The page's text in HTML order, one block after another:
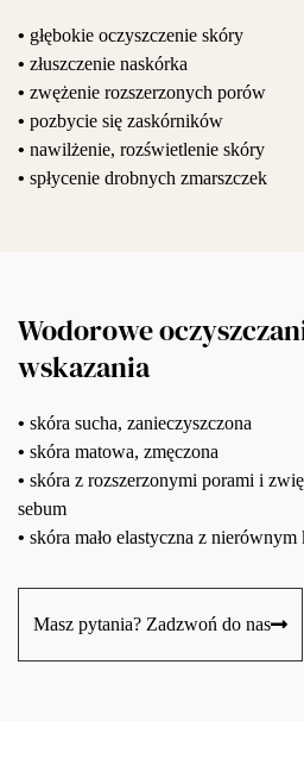
• głębokie oczyszczenie skóry
• złuszczenie naskórka
• zwężenie rozszerzonych porów
• pozbycie się zaskórników
• nawilżenie, rozświetlenie skóry
• spłycenie drobnych zmarszczek
Wodorowe
wskazania
• skóra sucha, zanieczyszczona
• skóra matowa, zmęczona
• skóra z rozszerzonymi porami i
sebum
• skóra mało elastyczna z
Masz pytania? Zadzwoń do nas